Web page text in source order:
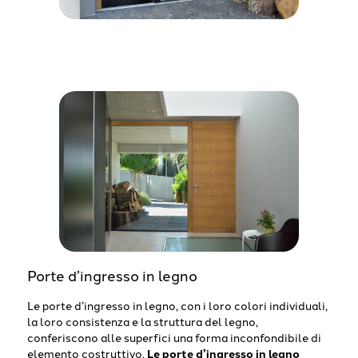
Porte d’ingresso in legno
Le porte d’ingresso in legno, con i loro colori individuali,
la loro consistenza e la struttura del legno,
conferiscono alle superfici una forma inconfondibile di
elemento costruttivo. Le porte d’ingresso in legno